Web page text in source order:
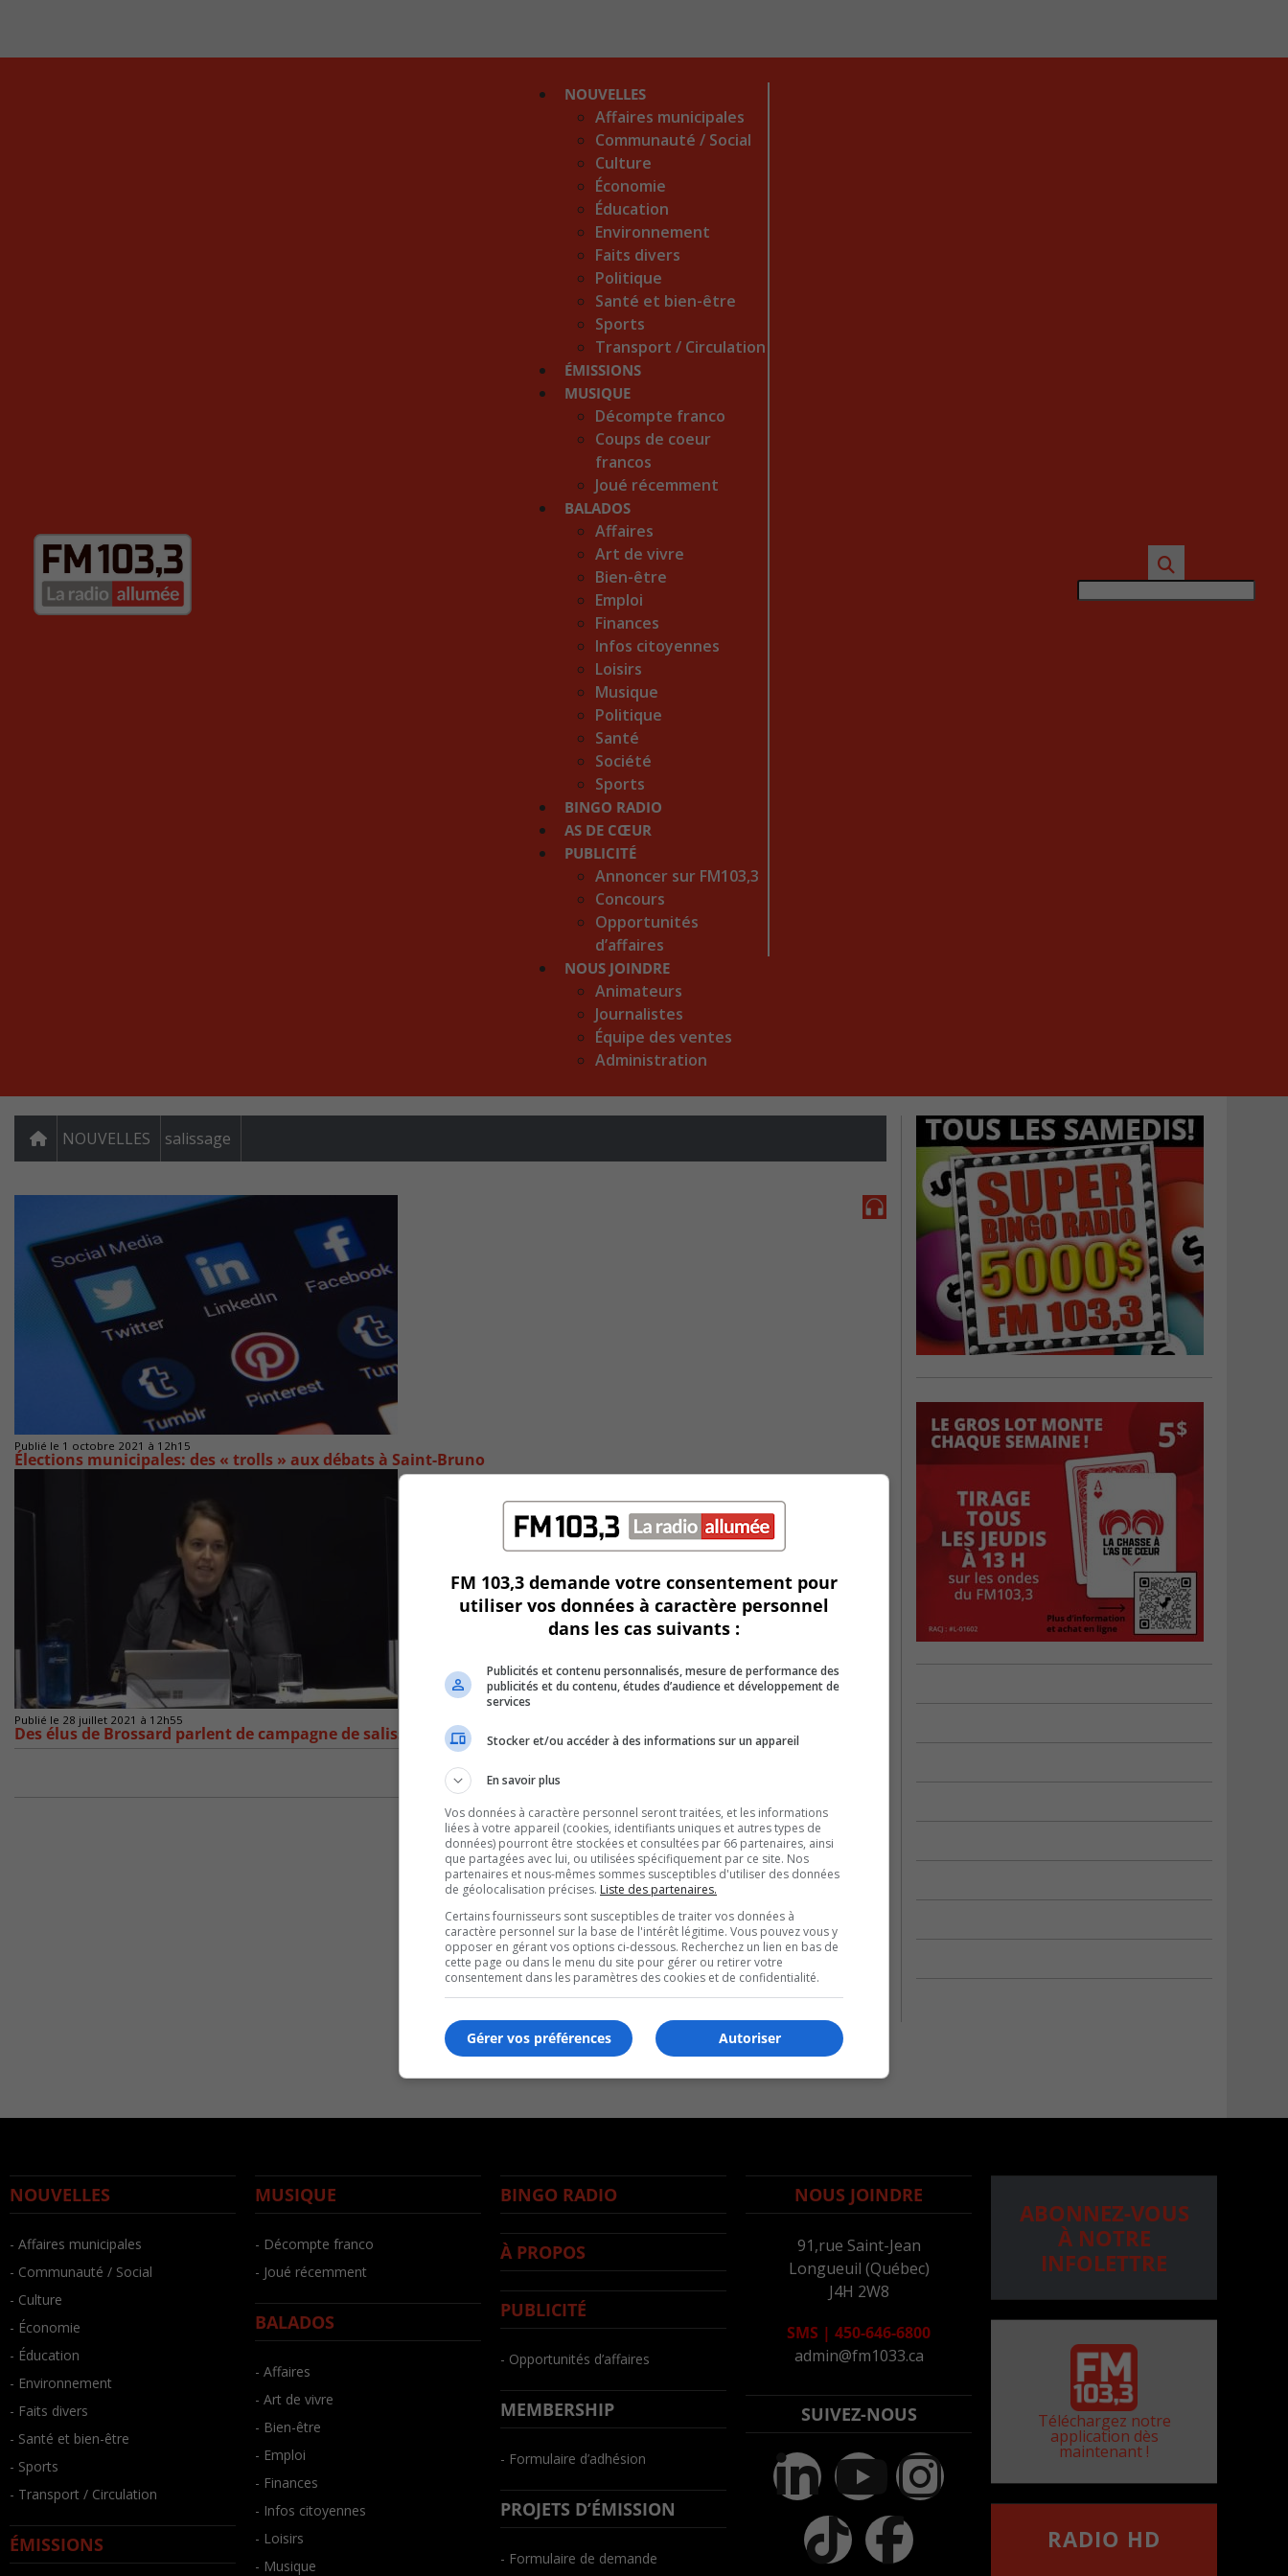
NOUVELLES
Affaires municipales
Communauté / Social
Culture
Économie
Éducation
Environnement
Faits divers
Politique
Santé et bien-être
Sports
Transport / Circulation
ÉMISSIONS
MUSIQUE
Décompte franco
Coups de coeur
francos
Joué récemment
BALADOS
Affaires
Art de vivre
Bien-être
Emploi
Finances
Infos citoyennes
Loisirs
Musique
Politique
Santé
Société
Sports
BINGO RADIO
AS DE CŒUR
PUBLICITÉ
Annoncer sur FM103,3
Concours
Opportunités
d’affaires
NOUS JOINDRE
Animateurs
Journalistes
Équipe des ventes
Administration
NOUVELLES salissage
Publié le 1 octobre 2021 à 12h15
Élections municipales: des « trolls » aux débats à Saint-Bruno
Publié le 28 juillet 2021 à 12h55
Des élus de Brossard parlent de campagne de salissage
NOUVELLES
- Affaires municipales
- Communauté / Social
- Culture
- Économie
- Éducation
- Environnement
- Faits divers
- Santé et bien-être
- Sports
- Transport / Circulation
ÉMISSIONS
MUSIQUE
- Décompte franco
- Joué récemment
BALADOS
- Affaires
- Art de vivre
- Bien-être
- Emploi
- Finances
- Infos citoyennes
- Loisirs
- Musique
BINGO RADIO
À PROPOS
PUBLICITÉ
- Opportunités d’affaires
MEMBERSHIP
- Formulaire d’adhésion
PROJETS D’ÉMISSION
- Formulaire de demande
NOUS JOINDRE
91,rue Saint-Jean
Longueuil (Québec)
J4H 2W8
SMS | 450-646-6800
admin@fm1033.ca
SUIVEZ-NOUS
ABONNEZ-VOUS
À NOTRE
INFOLETTRE
Téléchargez notre
application dès
maintenant !
RADIO HD
FM 103,3 demande votre consentement pour
utiliser vos données à caractère personnel
dans les cas suivants :
Publicités et contenu personnalisés, mesure de performance des
publicités et du contenu, études d’audience et développement de
services
Stocker et/ou accéder à des informations sur un appareil
En savoir plus
Vos données à caractère personnel seront traitées, et les informations
liées à votre appareil (cookies, identifiants uniques et autres types de
données) pourront être stockées et consultées par 66 partenaires, ainsi
que partagées avec lui, ou utilisées spécifiquement par ce site. Nos
partenaires et nous-mêmes sommes susceptibles d'utiliser des données
de géolocalisation précises. Liste des partenaires.
Certains fournisseurs sont susceptibles de traiter vos données à
caractère personnel sur la base de l'intérêt légitime. Vous pouvez vous y
opposer en gérant vos options ci-dessous. Recherchez un lien en bas de
cette page ou dans le menu du site pour gérer ou retirer votre
consentement dans les paramètres des cookies et de confidentialité.
Autoriser
Gérer vos préférences